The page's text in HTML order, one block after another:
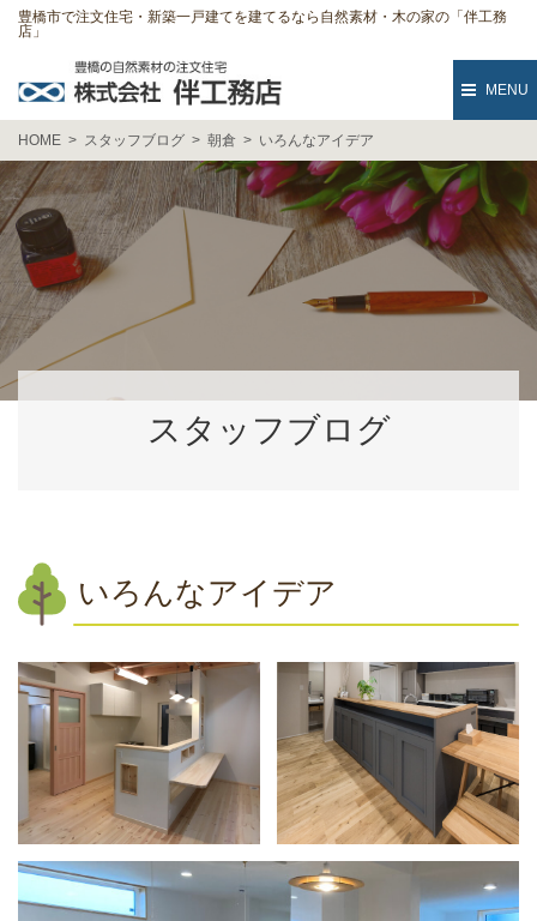
豊橋市で注文住宅・新築一戸建てを建てるなら自然素材・木の家の「伴工務
店」
MENU
HOME スタッフブログ 朝倉 いろんなアイデア
スタッフブログ
いろんなアイデア